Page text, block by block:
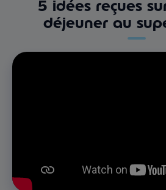
5 idées reçues
déjeuner au